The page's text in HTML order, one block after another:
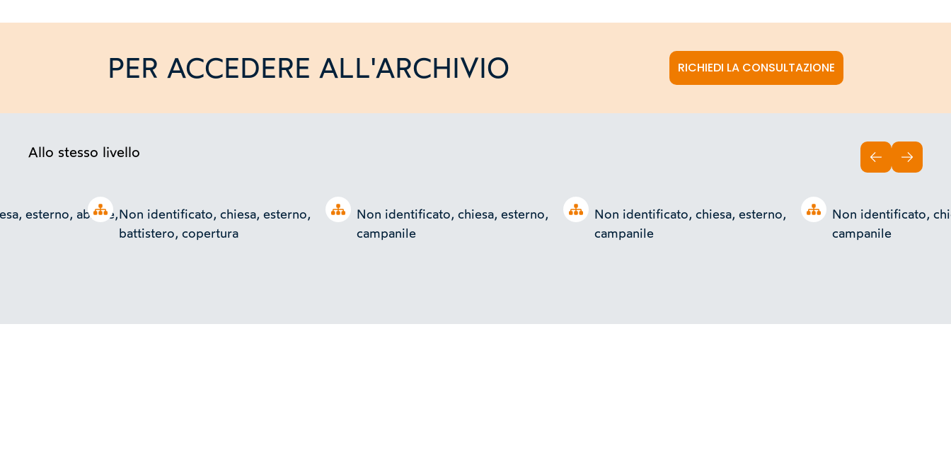
PER ACCEDERE ALL'ARCHIVIO RICHIEDI LA CONSULTAZIONE
Allo stesso livello
Open tree
esterno, abside, Open tree
Non identificato, chiesa, esterno,
battistero, copertura
Open tree
Non identificato, chiesa, esterno,
campanile
Open tree
Non identificato, chiesa, esterno,
campanile
Non identificato,
campanile
INDIETROAVANTI